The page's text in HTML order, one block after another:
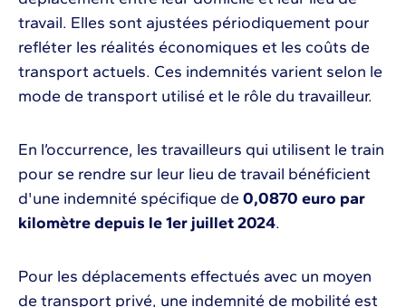
travail. Elles sont ajustées périodiquement pour
refléter les réalités économiques et les coûts de
transport actuels. Ces indemnités varient selon le
mode de transport utilisé et le rôle du travailleur.
En l’occurrence, les travailleurs qui utilisent le train
pour se rendre sur leur lieu de travail bénéficient
d'une indemnité spécifique de 0,0870 euro par
kilomètre depuis le 1er juillet 2024.
Pour les déplacements effectués avec un moyen
de transport privé, une indemnité de mobilité est